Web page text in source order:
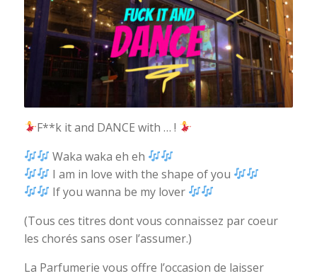
F**k it and DANCE with … !
Waka waka eh eh
I am in love with the shape of you
If you wanna be my lover
(Tous ces titres dont vous connaissez par coeur
les chorés sans oser l’assumer.)
La Parfumerie vous offre l’occasion de laisser